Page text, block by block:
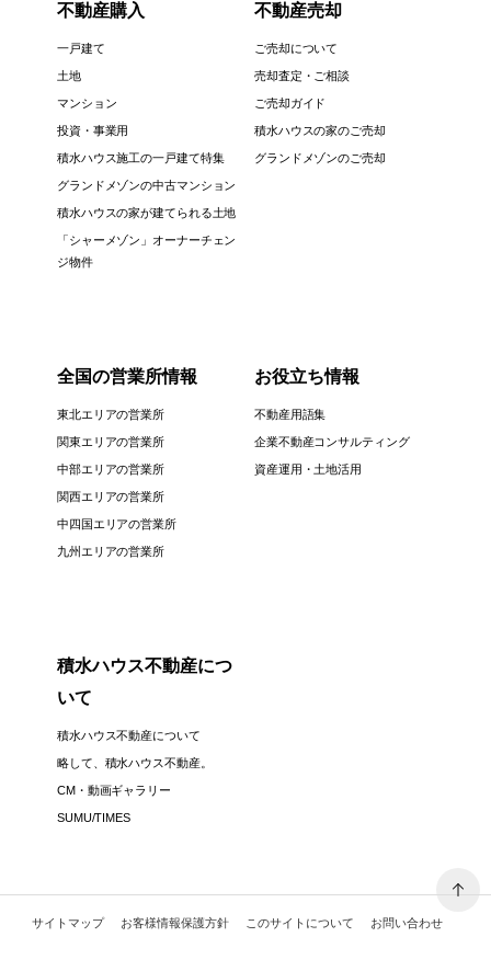
不動産購入
一戸建て
土地
マンション
投資・事業用
積水ハウス施工の一戸建て特集
グランドメゾンの中古マンション
積水ハウスの家が建てられる土地
「シャーメゾン」オーナーチェン
ジ物件
不動産売却
ご売却について
売却査定・ご相談
ご売却ガイド
積水ハウスの家のご売却
グランドメゾンのご売却
全国の営業所情報
東北エリアの営業所
関東エリアの営業所
中部エリアの営業所
関西エリアの営業所
中四国エリアの営業所
九州エリアの営業所
お役立ち情報
不動産用語集
企業不動産コンサルティング
資産運用・土地活用
積水ハウス不動産につ
いて
積水ハウス不動産について
略して、積水ハウス不動産。
CM・動画ギャラリー
SUMU/TIMES
サイトマップ お客様情報保護方針 このサイトについて お問い合わせ